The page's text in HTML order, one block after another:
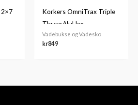
2×7
Korkers OmniTrax Triple
ThrearAluHex
Vadebukse og Vadesko
kr849